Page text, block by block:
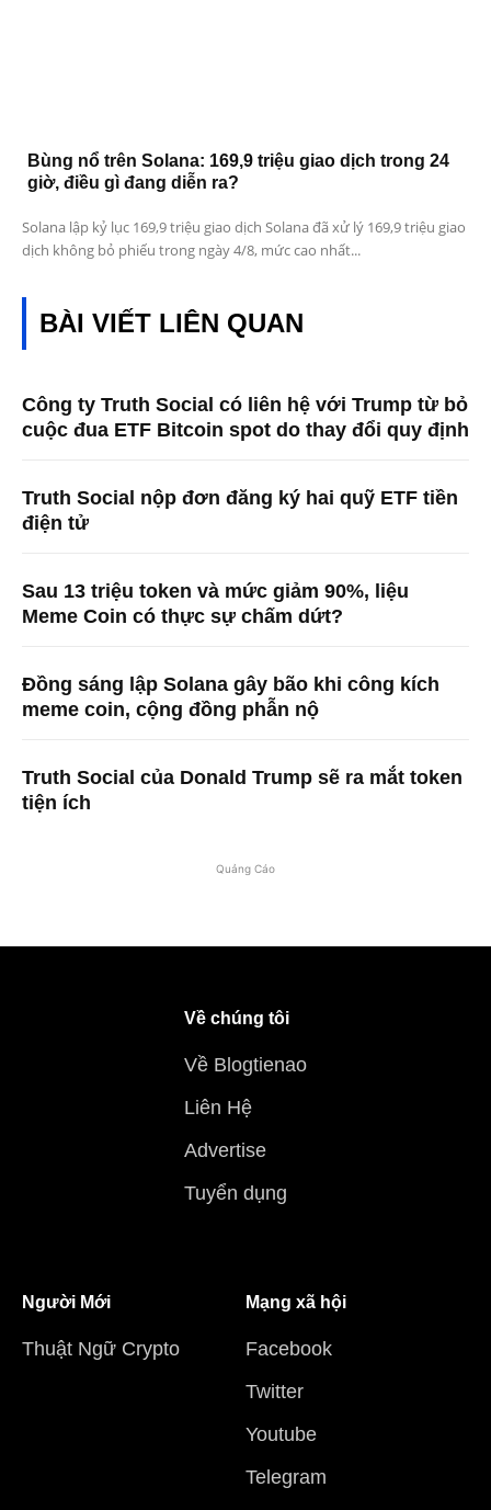
Bùng nổ trên Solana: 169,9 triệu giao dịch trong 24
giờ, điều gì đang diễn ra?
Solana lập kỷ lục 169,9 triệu giao dịch Solana đã xử lý 169,9 triệu giao
dịch không bỏ phiếu trong ngày 4/8, mức cao nhất...
BÀI VIẾT LIÊN QUAN
Công ty Truth Social có liên hệ với Trump từ bỏ
cuộc đua ETF Bitcoin spot do thay đổi quy định
Truth Social nộp đơn đăng ký hai quỹ ETF tiền
điện tử
Sau 13 triệu token và mức giảm 90%, liệu
Meme Coin có thực sự chấm dứt?
Đồng sáng lập Solana gây bão khi công kích
meme coin, cộng đồng phẫn nộ
Truth Social của Donald Trump sẽ ra mắt token
tiện ích
Quảng Cáo
Về chúng tôi
Về Blogtienao
Liên Hệ
Advertise
Tuyển dụng
Người Mới
Thuật Ngữ Crypto
Mạng xã hội
Facebook
Twitter
Youtube
Telegram